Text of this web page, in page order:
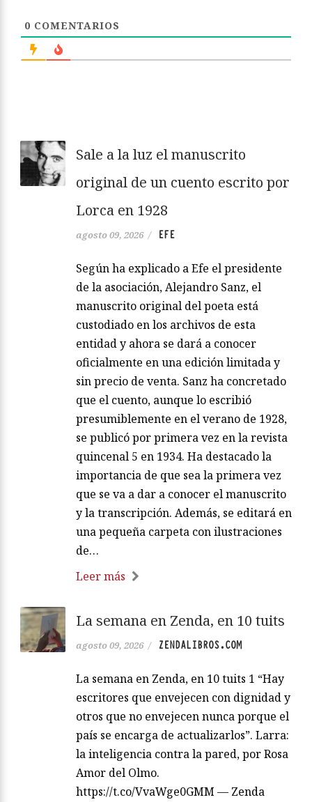
0 COMENTARIOS
Sale a la luz el manuscrito
original de un cuento escrito por
Lorca en 1928
agosto 09, 2026 / EFE
Según ha explicado a Efe el presidente
de la asociación, Alejandro Sanz, el
manuscrito original del poeta está
custodiado en los archivos de esta
entidad y ahora se dará a conocer
oficialmente en una edición limitada y
sin precio de venta. Sanz ha concretado
que el cuento, aunque lo escribió
presumiblemente en el verano de 1928,
se publicó por primera vez en la revista
quincenal 5 en 1934. Ha destacado la
importancia de que sea la primera vez
que se va a dar a conocer el manuscrito
y la transcripción. Además, se editará en
una pequeña carpeta con ilustraciones
de…
Leer más
La semana en Zenda, en 10 tuits
agosto 09, 2026 / ZENDALIBROS.COM
La semana en Zenda, en 10 tuits 1 “Hay
escritores que envejecen con dignidad y
otros que no envejecen nunca porque el
país se encarga de actualizarlos”. Larra:
la inteligencia contra la pared, por Rosa
Amor del Olmo.
https://t.co/VvaWge0GMM — Zenda